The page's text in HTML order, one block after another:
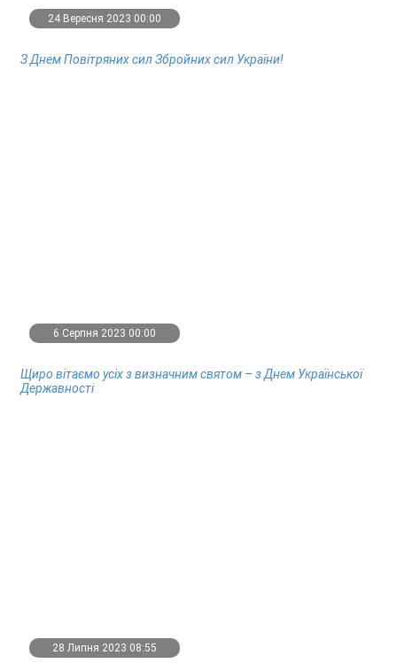
24 Вересня 2023 00:00
З Днем Повітряних сил Збройних сил України!
6 Серпня 2023 00:00
Щиро вітаємо усіх з визначним святом – з Днем Української
Державності
28 Липня 2023 08:55